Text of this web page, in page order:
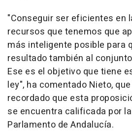
"Conseguir ser eficientes en
recursos que tenemos que
más inteligente posible para
resultado también al
Ese es el objetivo que tiene
ley", ha comentado Nieto,
recordado que esta
se encuentra calificada por
Parlamento de Andalucía.